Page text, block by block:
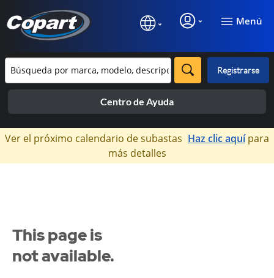
Menú
Registrarse
Centro de Ayuda
×
Ver el próximo calendario de subastas Haz clic aquípara
más detalles
This page is
not available.